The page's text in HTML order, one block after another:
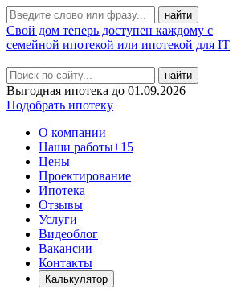
Свой дом теперь доступен каждому с
семейной ипотекой или ипотекой для IT
найти
Выгодная ипотека до 01.09.2026
Подобрать ипотеку
О компании
Наши работы+15
Цены
Проектирование
Ипотека
Отзывы
Услуги
Видеоблог
Вакансии
Контакты
Калькулятор